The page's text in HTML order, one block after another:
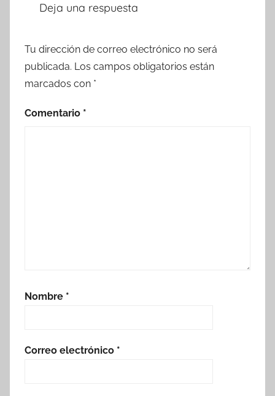
Deja una respuesta
Tu dirección de correo electrónico no será
publicada. Los campos obligatorios están
marcados con *
Comentario *
Nombre *
Correo electrónico *